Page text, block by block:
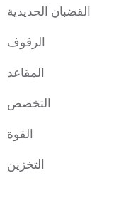
القضبان الحديدية
الرفوف
المقاعد
التخصص
القوة
التخزين